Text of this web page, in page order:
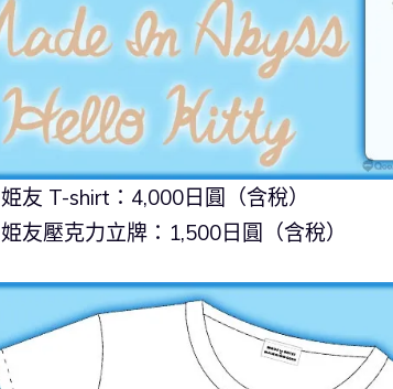
姫友 T-shirt：4,000日圓（含稅）
姫友壓克力立牌：1,500日圓（含稅）